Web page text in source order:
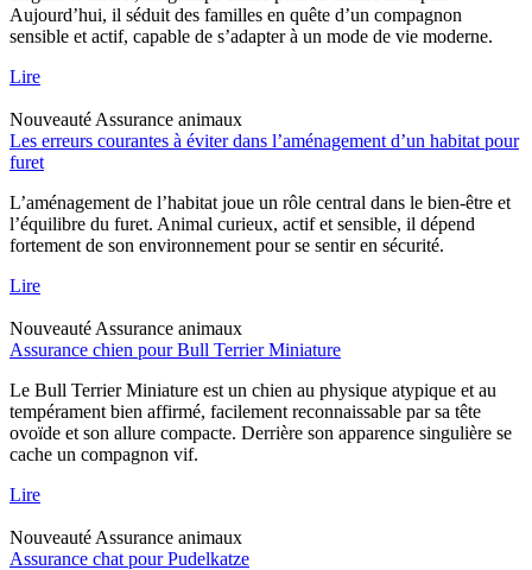
Aujourd’hui, il séduit des familles en quête d’un compagnon
sensible et actif, capable de s’adapter à un mode de vie moderne.
Lire
Nouveauté Assurance animaux
Les erreurs courantes à éviter dans l’aménagement d’un habitat pour
furet
L’aménagement de l’habitat joue un rôle central dans le bien-être et
l’équilibre du furet. Animal curieux, actif et sensible, il dépend
fortement de son environnement pour se sentir en sécurité.
Lire
Nouveauté Assurance animaux
Assurance chien pour Bull Terrier Miniature
Le Bull Terrier Miniature est un chien au physique atypique et au
tempérament bien affirmé, facilement reconnaissable par sa tête
ovoïde et son allure compacte. Derrière son apparence singulière se
cache un compagnon vif.
Lire
Nouveauté Assurance animaux
Assurance chat pour Pudelkatze